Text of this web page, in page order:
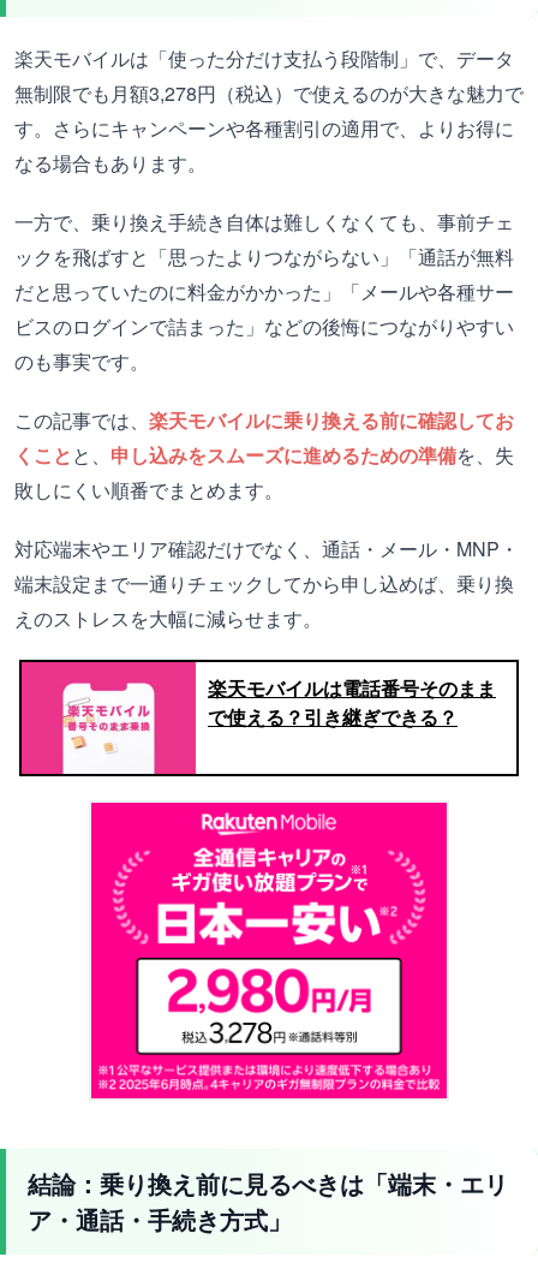
楽天モバイルは「使った分だけ支払う段階制」で、データ
無制限でも月額3,278円（税込）で使えるのが大きな魅力で
す。さらにキャンペーンや各種割引の適用で、よりお得に
なる場合もあります。
一方で、乗り換え手続き自体は難しくなくても、事前チェ
ックを飛ばすと「思ったよりつながらない」「通話が無料
だと思っていたのに料金がかかった」「メールや各種サー
ビスのログインで詰まった」などの後悔につながりやすい
のも事実です。
この記事では、 楽天モバイルに乗り換える前に確認してお
くことと、 申し込みをスムーズに進めるための準備を、失
敗しにくい順番でまとめます。
対応端末やエリア確認だけでなく、通話・メール・MNP・
端末設定まで一通りチェックしてから申し込めば、乗り換
えのストレスを大幅に減らせます。
楽天モバイルは電話番号そのまま
で使える？引き継ぎできる？
結論：乗り換え前に見るべきは「端末・エリ
ア・通話・手続き方式」